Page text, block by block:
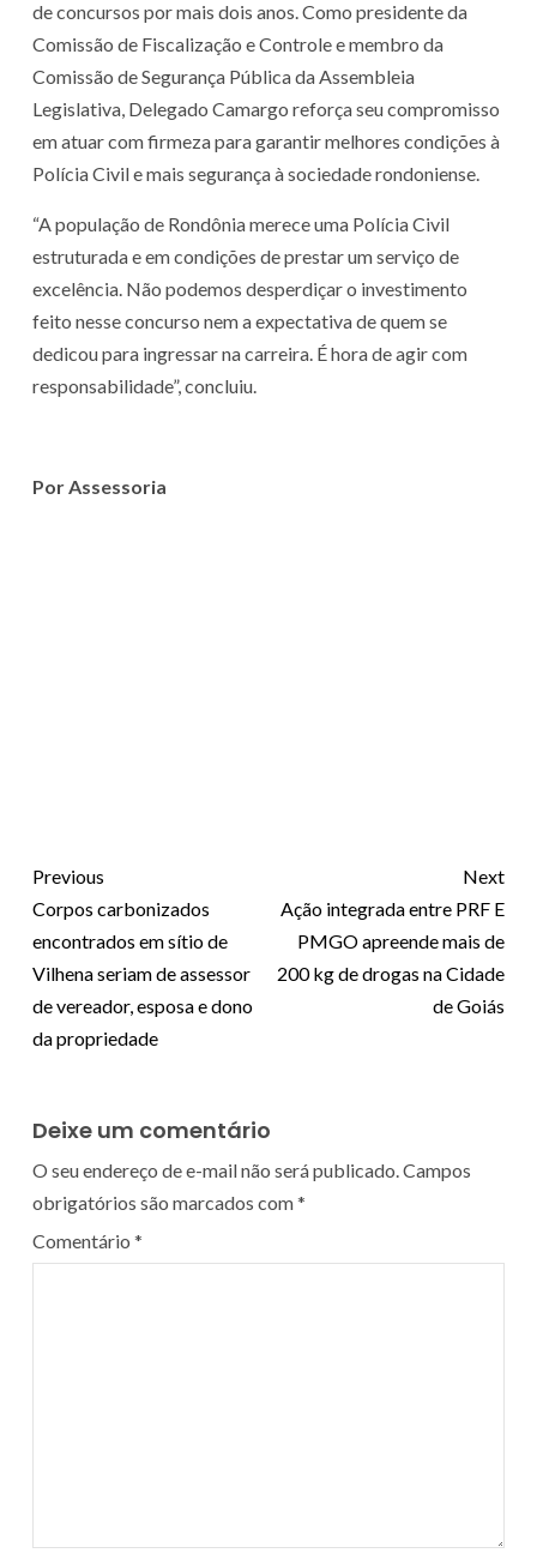
de concursos por mais dois anos. Como presidente da
Comissão de Fiscalização e Controle e membro da
Comissão de Segurança Pública da Assembleia
Legislativa, Delegado Camargo reforça seu compromisso
em atuar com firmeza para garantir melhores condições à
Polícia Civil e mais segurança à sociedade rondoniense.
“A população de Rondônia merece uma Polícia Civil
estruturada e em condições de prestar um serviço de
excelência. Não podemos desperdiçar o investimento
feito nesse concurso nem a expectativa de quem se
dedicou para ingressar na carreira. É hora de agir com
responsabilidade”, concluiu.
Por Assessoria
Previous
Corpos carbonizados
encontrados em sítio de
Vilhena seriam de assessor
de vereador, esposa e dono
da propriedade
Next
Ação integrada entre PRF E
PMGO apreende mais de
200 kg de drogas na Cidade
de Goiás
Deixe um comentário
O seu endereço de e-mail não será publicado.Campos
obrigatórios são marcados com*
Comentário *